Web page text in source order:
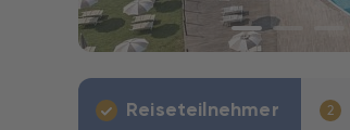
Reiseteilnehmer 2